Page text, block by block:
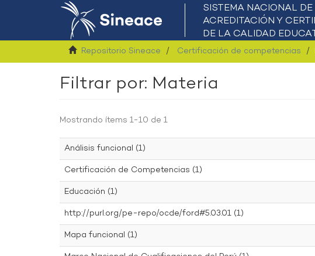
Repositorio Sineace Certificación de competencias
Filtrar por: Materia
Mostrando ítems 1-10 de 1
Análisis funcional (1)
Certificación de Competencias (1)
Educación (1)
http://purl.org/pe-repo/ocde/ford#5.03.01 (1)
Mapa funcional (1)